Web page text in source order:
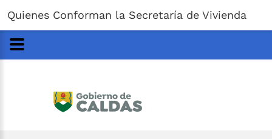
Gobernación de Caldas
Quienes Conforman la Secretaría de Vivienda